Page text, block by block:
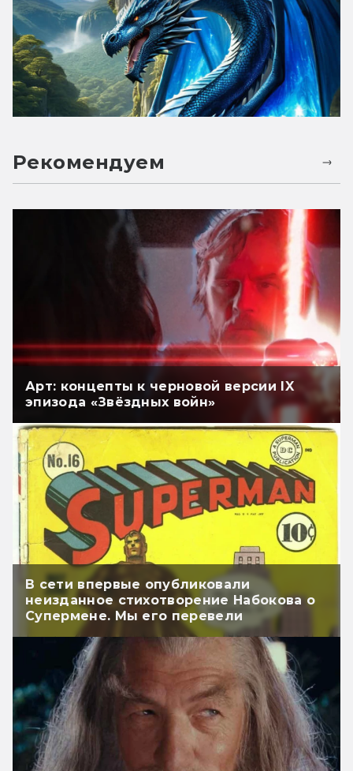
Рекомендуем
Арт: концепты к черновой версии IX
эпизода «Звёздных войн»
В сети впервые опубликовали
неизданное стихотворение Набокова о
Супермене. Мы его перевели